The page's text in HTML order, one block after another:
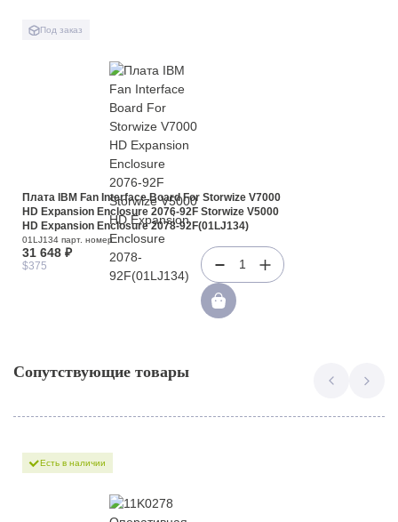
Под заказ
Плата IBM Fan Interface Board For Storwize V7000
HD Expansion Enclosure 2076-92F Storwize V5000
HD Expansion Enclosure 2078-92F(01LJ134)
01LJ134 парт. номер
31 648 ₽
$375 1
Сопутствующие товары
Есть в наличии